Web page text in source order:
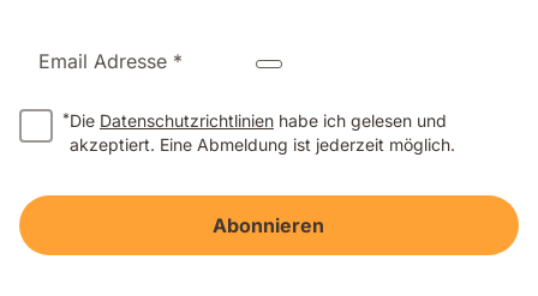
Email Adresse *
*Die Datenschutzrichtlinien habe ich gelesen und
akzeptiert. Eine Abmeldung ist jederzeit möglich.
Abonnieren